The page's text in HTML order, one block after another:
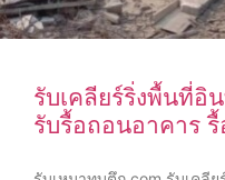
รับเคลียร์ริ่งพื้นที่อิ
รับรื้อถอนอาคาร